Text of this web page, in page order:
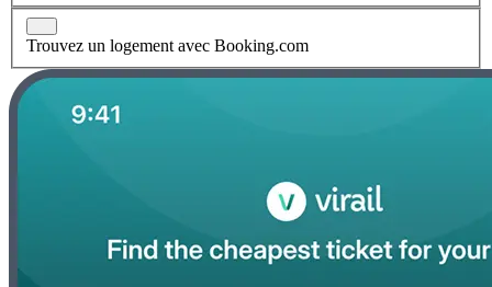
Trouvez un logement avec Booking.com